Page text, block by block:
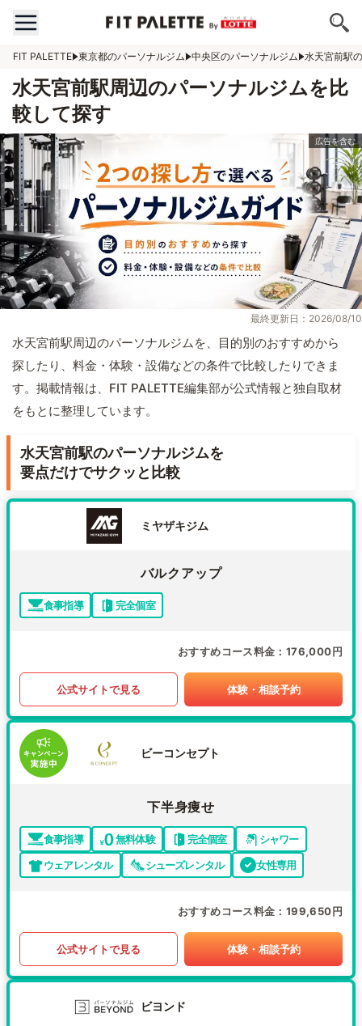
FIT PALETTE 東京都のパーソナルジム 中央区のパーソナルジム 水天宮前駅
水天宮前駅周辺のパーソナルジムを比
較して探す
最終更新日：2026/08/10
水天宮前駅周辺のパーソナルジムを、目的別のおすすめから
探したり、料金・体験・設備などの条件で比較したりできま
す。掲載情報は、FIT PALETTE編集部が公式情報と独自取材
をもとに整理しています。
水天宮前駅のパーソナルジムを
要点だけでサクッと比較
ミヤザキジム
バルクアップ
食事指導 完全個室
おすすめコース料金 176,000円
公式サイトで見る 体験・相談予約
ビーコンセプト
下半身痩せ
食事指導 無料体験 完全個室
シャワー
ウェアレンタル
シューズレンタル 女性専用
おすすめコース料金 199,650円
公式サイトで見る 体験・相談予約
ビヨンド